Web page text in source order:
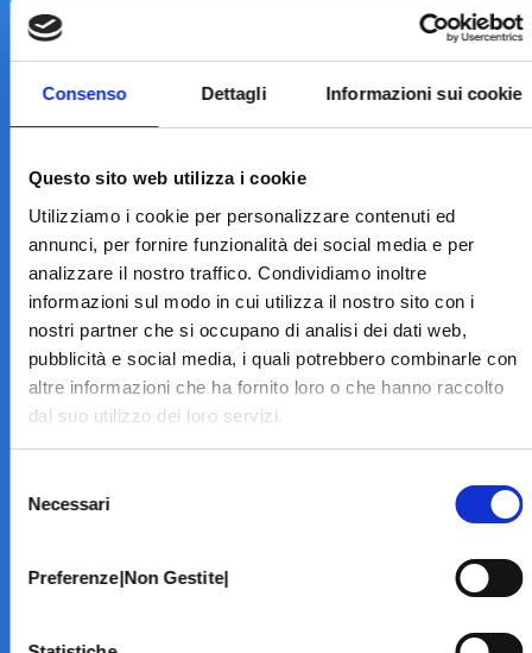
Consenso Dettagli Informazioni sui cookie
Questo sito web utilizza i cookie
Utilizziamo i cookie per personalizzare contenuti ed
annunci, per fornire funzionalità dei social media e per
analizzare il nostro traffico. Condividiamo inoltre
informazioni sul modo in cui utilizza il nostro sito con i
nostri partner che si occupano di analisi dei dati web,
pubblicità e social media, i quali potrebbero combinarle con
altre informazioni che ha fornito loro o che hanno raccolto
dal suo utilizzo dei loro servizi.
delNecessari
Preferenze|Non Gestite|
LA STRUTTURA
Informazioni
Contatti
Specialità
Home Page
PRENOTA ON LINE
INFORMATIVE
Home Page
Modello 231
Amministrazione Trasparente